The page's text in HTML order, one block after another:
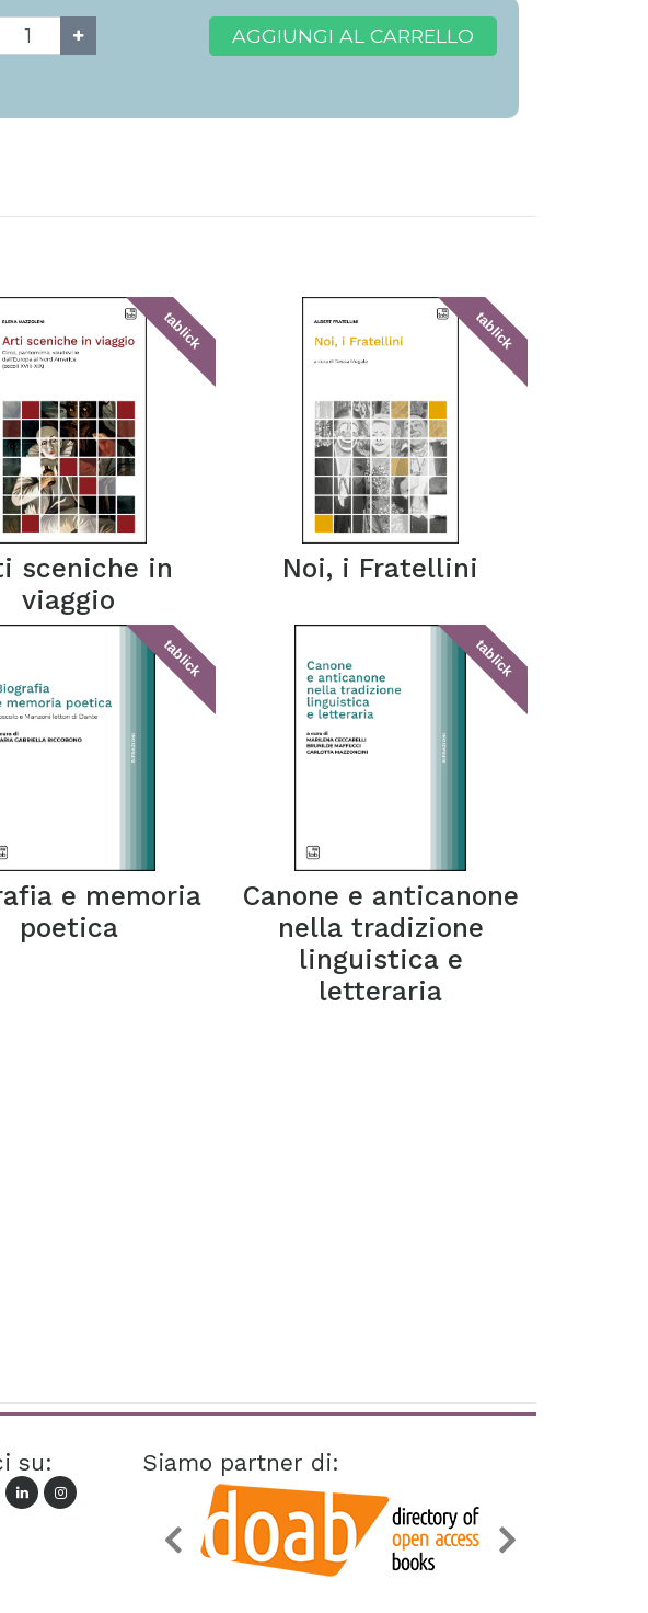
AGGIUNGI AL CARRELLO
tablick
sceniche in
viaggio
tablick
Noi, i Fratellini
tablick
e memoria
poetica
tablick
Canone e anticanone
nella tradizione
linguistica e
letteraria
su: Siamo partner di: